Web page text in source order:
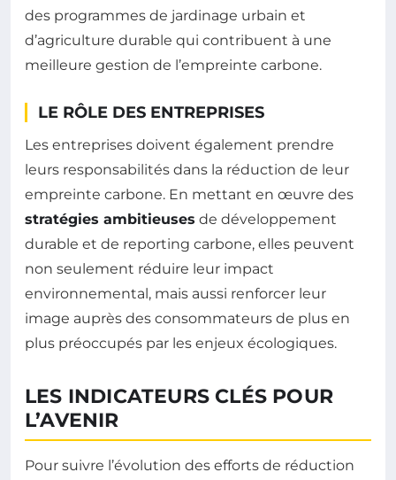
des programmes de jardinage urbain et
d’agriculture durable qui contribuent à une
meilleure gestion de l’empreinte carbone.
LE RÔLE DES ENTREPRISES
Les entreprises doivent également prendre
leurs responsabilités dans la réduction de leur
empreinte carbone. En mettant en œuvre des
stratégies ambitieuses de développement
durable et de reporting carbone, elles peuvent
non seulement réduire leur impact
environnemental, mais aussi renforcer leur
image auprès des consommateurs de plus en
plus préoccupés par les enjeux écologiques.
LES INDICATEURS CLÉS POUR
L’AVENIR
Pour suivre l’évolution des efforts de réduction